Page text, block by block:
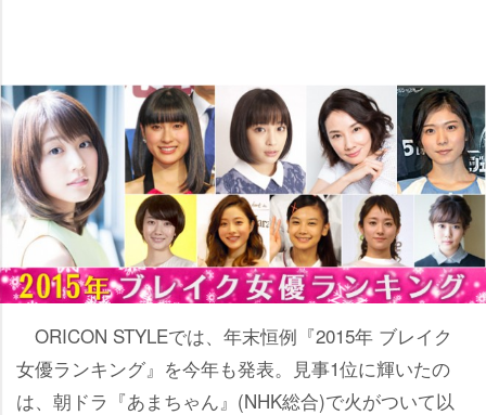
ORICON STYLEでは、年末恒例『2015年 ブレイク
女優ランキング』を今年も発表。見事1位に輝いたの
は、朝ドラ『あまちゃん』(NHK総合)で火がついて以